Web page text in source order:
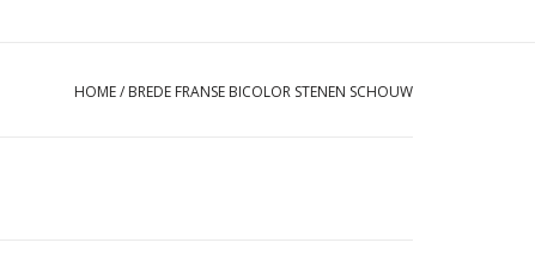
HOME/ BREDE FRANSE BICOLOR STENEN SCHOUW